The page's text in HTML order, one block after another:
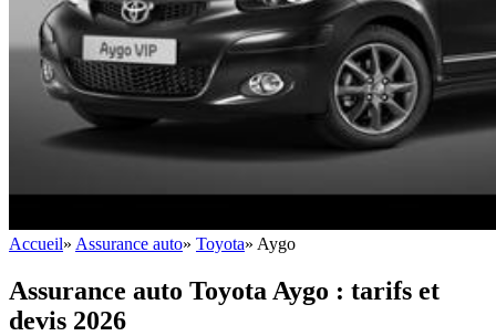
Accueil» Assurance auto» Toyota» Aygo
Assurance auto Toyota Aygo : tarifs et
devis 2026